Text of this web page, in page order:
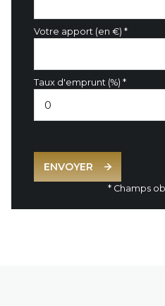
Votre apport (en €) *
Taux d'emprunt (%) *
ENVOYER
* Champs